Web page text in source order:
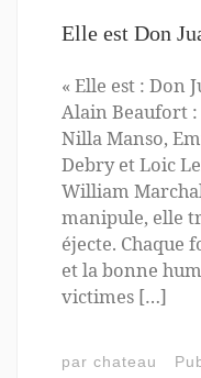
Elle est Don
« Elle est : Don
Alain Beaufort :
Nilla Manso,
Debry et Loic
William
manipule, elle
éjecte. Chaque
et la bonne
victimes […]
parchateau